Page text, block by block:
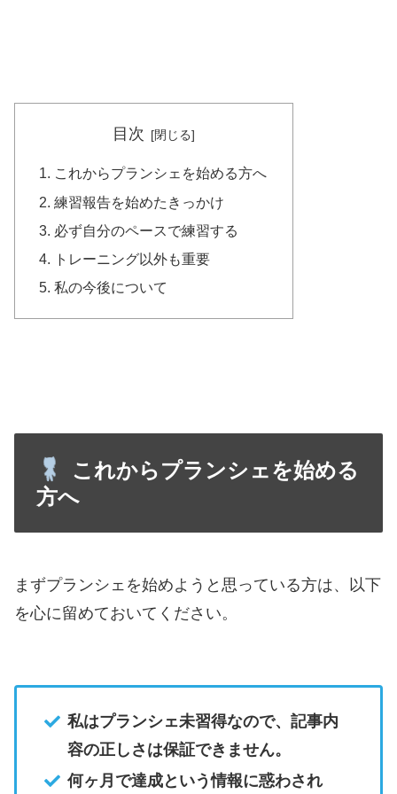
目次
これからプランシェを始める方へ
練習報告を始めたきっかけ
必ず自分のペースで練習する
トレーニング以外も重要
私の今後について
これからプランシェを始める
方へ
まずプランシェを始めようと思っている方は、以下
を心に留めておいてください。
私はプランシェ未習得なので、記事内
容の正しさは保証できません。
何ヶ月で達成という情報に惑わされ